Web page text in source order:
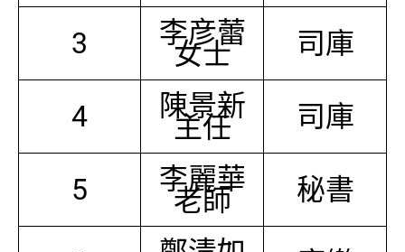
3 李彦蕾
女士 司庫
4 陳景新
主任 司庫
5 李麗華
老師 秘書